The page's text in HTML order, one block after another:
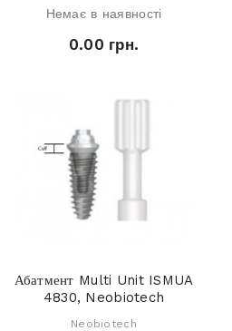
Немає в наявності
0.00 грн.
Абатмент Multi Unit ISMUA
4830, Neobiotech
Neobiotech